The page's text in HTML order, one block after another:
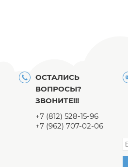
ОСТАЛИСЬ
ВОПРОСЫ?
ЗВОНИТЕ!!!
+7 (812) 528-15-96
+7 (962) 707-02-06